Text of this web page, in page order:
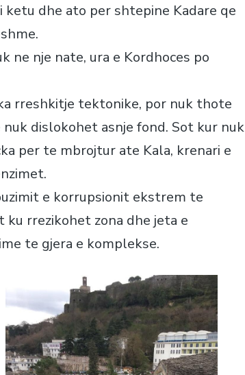
ketu dhe ato per shtepine Kadare qe
ne nje nate, ura e Kordhoces po
rreshkitje tektonike, por nuk thote
dislokohet asnje fond. Sot kur nuk
per te mbrojtur ate Kala, krenari e
e korrupsionit ekstrem te
rrezikohet zona dhe jeta e
te gjera e komplekse.